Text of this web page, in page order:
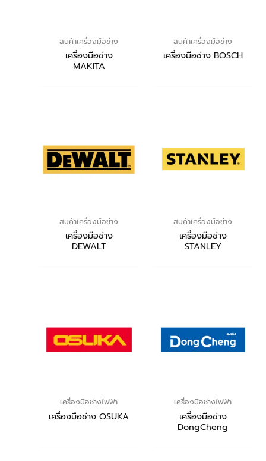
สินค้าเครื่องมือช่าง
เครื่องมือช่าง
MAKITA
สินค้าเครื่องมือช่าง
เครื่องมือช่าง BOSCH
สินค้าเครื่องมือช่าง
เครื่องมือช่าง
DEWALT
สินค้าเครื่องมือช่าง
เครื่องมือช่าง
STANLEY
เครื่องมือช่างไฟฟ้า
เครื่องมือช่าง OSUKA
เครื่องมือช่างไฟฟ้า
เครื่องมือช่าง
DongCheng